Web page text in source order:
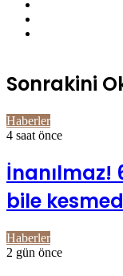
Sonrakini
Haberler
4 saat önce
İnanılmaz!
bile
Haberler
2 gün önce